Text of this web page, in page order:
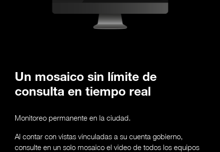
Un mosaico sin límite de
consulta en tiempo real
Monitoreo permanente en la ciudad.
Al contar con vistas vinculadas a su cuenta gobierno,
consulte en un solo mosaico el video de todos los equipos